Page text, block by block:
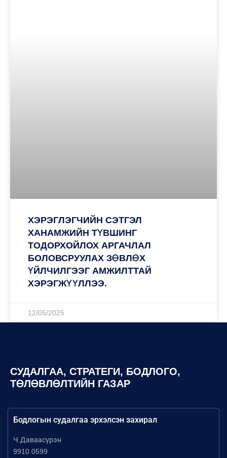
ХЭРЭГЛЭГЧИЙН СЭТГЭЛ
ХАНАМЖИЙН ТҮВШИНГ
ТОДОРХОЙЛОХ АРГАЧЛАЛ
БОЛОВСРУУЛАХ ЗӨВЛӨХ
ҮЙЛЧИЛГЭЭГ АМЖИЛТТАЙ
ХЭРЭГЖҮҮЛЛЭЭ.
12/05/2025
СУДАЛГАА, СТРАТЕГИ, БОДЛОГО,
ТӨЛӨВЛӨЛТИЙН ГАЗАР
Бодлогын судалгаа эрхэлсэн захирал
Ч.Даваасүрэн
9910 0599